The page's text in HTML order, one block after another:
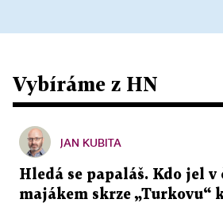
Vybíráme z HN
JAN KUBITA
Hledá se papaláš. Kdo jel v
majákem skrze „Turkovu“